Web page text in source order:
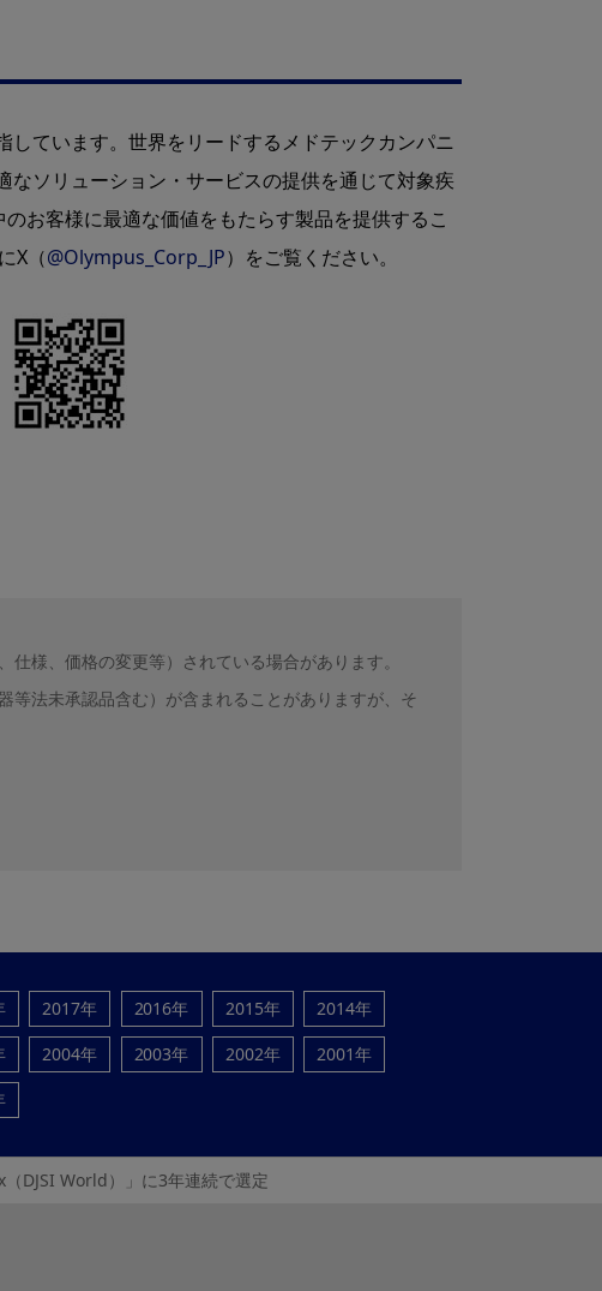
ています。世界をリードするメドテックカンパニ
ソリューション・サービスの提供を通じて対象疾
お客様に最適な価値をもたらす製品を提供するこ
X（@Olympus_Corp_JP）をご覧ください。
様、価格の変更等）されている場合があります。
等法未承認品含む）が含まれることがありますが、そ
2017年 2016年 2015年
2014年
2004年 2003年 2002年
2001年
DJSI World）」に3年連続で選定